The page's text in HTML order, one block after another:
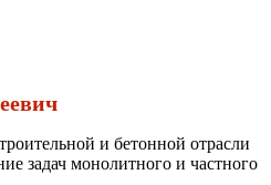
и бетонной отрасли
задач монолитного и частного